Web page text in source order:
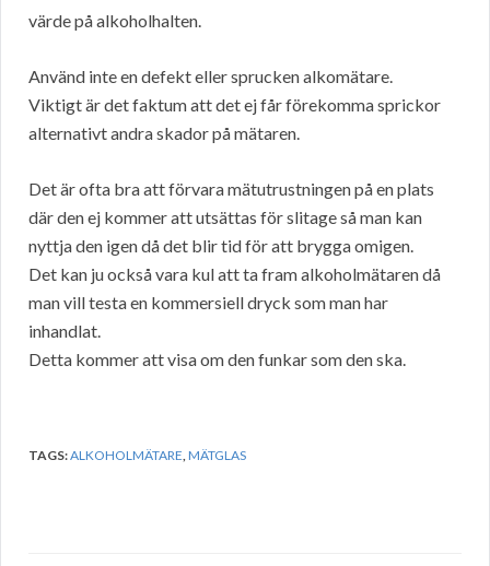
värde på alkoholhalten.
Använd inte en defekt eller sprucken alkomätare.
Viktigt är det faktum att det ej får förekomma sprickor
alternativt andra skador på mätaren.
Det är ofta bra att förvara mätutrustningen på en plats
där den ej kommer att utsättas för slitage så man kan
nyttja den igen då det blir tid för att brygga omigen.
Det kan ju också vara kul att ta fram alkoholmätaren då
man vill testa en kommersiell dryck som man har
inhandlat.
Detta kommer att visa om den funkar som den ska.
TAGS:ALKOHOLMÄTARE,MÄTGLAS